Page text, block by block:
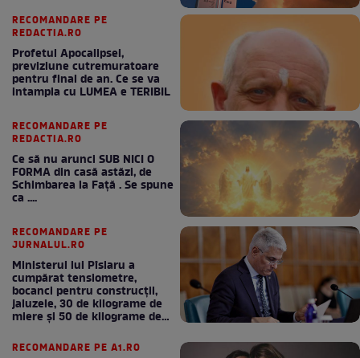
RECOMANDARE PE
REDACTIA.RO
Profetul Apocalipsei,
previziune cutremuratoare
pentru final de an. Ce se va
intampla cu LUMEA e TERIBIL
RECOMANDARE PE
REDACTIA.RO
Ce să nu arunci SUB NICI O
FORMA din casă astăzi, de
Schimbarea la Față . Se spune
ca ....
RECOMANDARE PE
JURNALUL.RO
Ministerul lui Pîslaru a
cumpărat tensiometre,
bocanci pentru construcții,
jaluzele, 30 de kilograme de
miere și 50 de kilograme de
RECOMANDARE PE A1.RO